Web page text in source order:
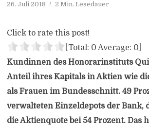
26. Juli 2018 2 Min. Lesedauer
Click to rate this post!
[Total: 0 Average: 0
Kundinnen des Honorarinstituts
Anteil ihres Kapitals in Aktien wie
als Frauen im Bundesschnitt. 49
verwalteten Einzeldepots der Bank,
die Aktienquote bei 54 Prozent.